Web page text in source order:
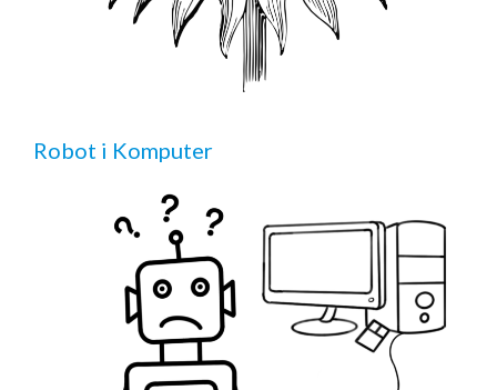
Robot i Komputer